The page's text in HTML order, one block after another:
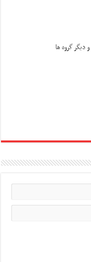
گروه ها